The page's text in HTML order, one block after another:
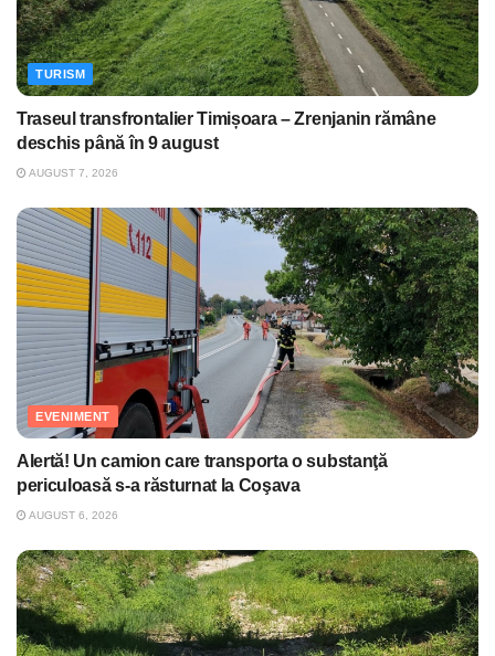
TURISM
Traseul transfrontalier Timișoara – Zrenjanin rămâne
deschis până în 9 august
AUGUST 7, 2026
EVENIMENT
Alertă! Un camion care transporta o substanţă
periculoasă s-a răsturnat la Coşava
AUGUST 6, 2026